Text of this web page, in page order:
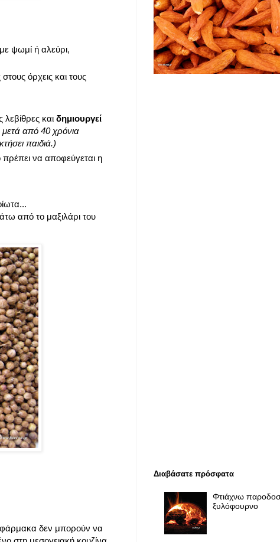
ψωμί ή αλεύρι,
όρχεις και τους
και δημιουργεί
μετά από 40 χρόνια
παιδιά.)
πρέπει να αποφεύγεται η
από το μαξιλάρι του
φάρμακα δεν μπορούν να
Διαβάσατε πρόσφατα
Φτιάχνω
ξυλόφουρνο